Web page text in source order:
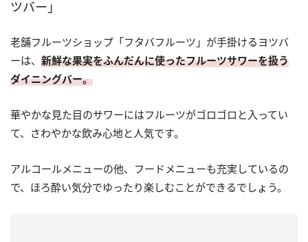
ツバー」
老舗フルーツショップ「フタバフルーツ」が手掛けるヨツバ
ーは、 新鮮な果実をふんだんに使ったフルーツサワーを扱う
ダイニングバー。
華やかな見た目のサワーにはフルーツがゴロゴロと入ってい
て、さわやかな飲み心地と人気です。
アルコールメニューの他、フードメニューも充実しているの
で、ほろ酔い気分でゆったり楽しむことができるでしょう。